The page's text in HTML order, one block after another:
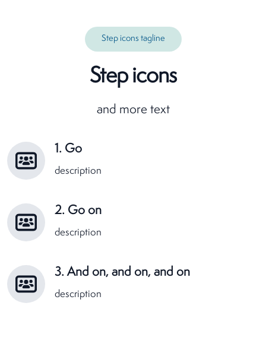
Step icons tagline
Step icons
and more text
1. Go
description
2. Go on
description
3. And on, and on, and on
description